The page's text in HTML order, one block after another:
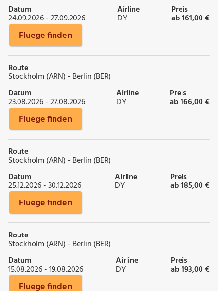
Datum
24.09.2026 - 27.09.2026
Airline
DY
Preis
ab 161,00 €
Fluege finden
Route
Stockholm (ARN) - Berlin (BER)
Datum
23.08.2026 - 27.08.2026
Airline
DY
Preis
ab 166,00 €
Fluege finden
Route
Stockholm (ARN) - Berlin (BER)
Datum
25.12.2026 - 30.12.2026
Airline
DY
Preis
ab 185,00 €
Fluege finden
Route
Stockholm (ARN) - Berlin (BER)
Datum
15.08.2026 - 19.08.2026
Airline
DY
Preis
ab 193,00 €
Fluege finden